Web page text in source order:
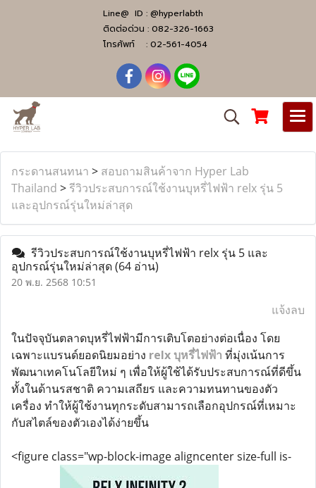
Line@ ID : @hyperlabth
ติดต่อด่วน : 082-326-1663
โทรศัพท์ : 02-561-4054
กระดานสนทนา > สอบถามสินค้าจาก Hyper Lab
Thailand >รีวิวประสบการณ์ใช้งานบุหรี่ไฟฟ้า relx รุ่น 5
และอุปกรณ์รุ่นใหม่ล่าสุด
รีวิวประสบการณ์ใช้งานบุหรี่ไฟฟ้า relx รุ่น 5 และ
อุปกรณ์รุ่นใหม่ล่าสุด(64 อ่าน)
20 พ.ย. 2568 10:51
แจ้งลบ
ในปัจจุบันตลาดบุหรี่ไฟฟ้ามีการเติบโตอย่างต่อเนื่อง โดย
เฉพาะแบรนด์ยอดนิยมอย่าง relx บุหรี่ไฟฟ้า ที่มุ่งเน้นการ
พัฒนาเทคโนโลยีใหม่ ๆ เพื่อให้ผู้ใช้ได้รับประสบการณ์ที่ดีขึ้น
ทั้งในด้านรสชาติ ความเสถียร และความทนทานของตัว
เครื่อง ทำให้ผู้ใช้งานทุกระดับสามารถเลือกอุปกรณ์ที่เหมาะ
กับสไตล์ของตัวเองได้ง่ายขึ้น
<figure class="wp-block-image aligncenter size-full is-